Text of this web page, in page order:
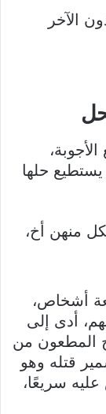
الآخر
حلها
منهن أخ،
أشخاص،
أدى إلى
المطعون من
قتله وهو
سريعًا،